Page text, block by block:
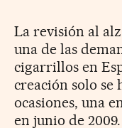
La revisión al
una de las
cigarrillos en
creación solo se
ocasiones, una
en junio de 2009.